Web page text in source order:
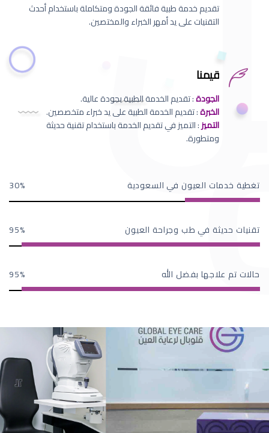
تقديم خدمة طبية فائقة الجودة ومتكاملة باستخدام أحدث
التقنيات على يد أمهر الخبراء والمختصين.
قيمنا
الجودة: تقديم الخدمة الطبية بجودة عالية.
الخبرة: تقديم الخدمة الطبية على يد خبراء متخصصين.
التميز: التميز في تقديم الخدمة باستخدام تقنية حديثة
ومتطورة.
تغطية خدمات العيون في السعودية 30
تقنيات حديثة في طب وجراحة العيون 95
حالات تم علاجها بفضل الله 95